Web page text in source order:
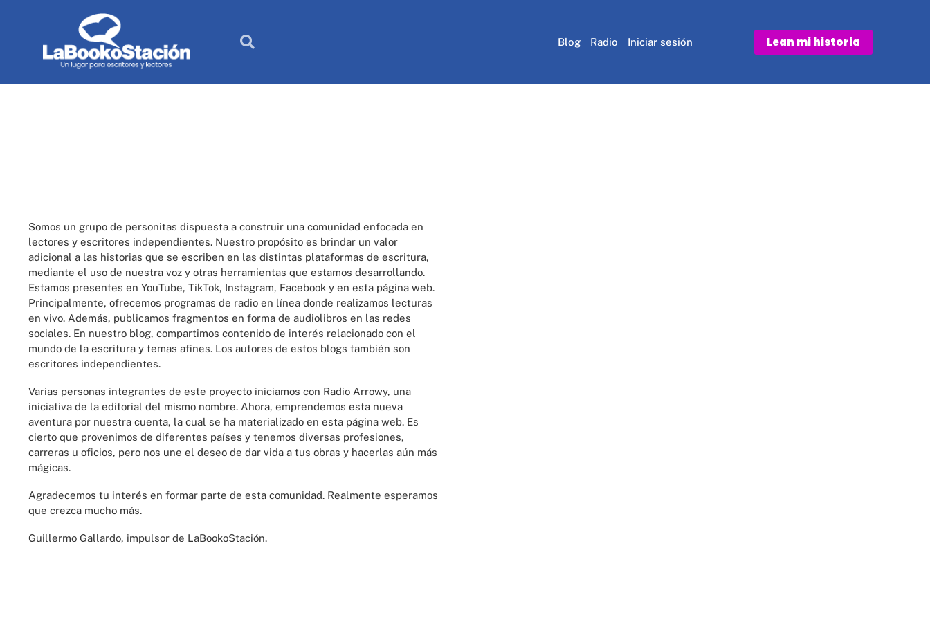
Blog Radio Iniciar sesión Lean mi historia
Somos un grupo de personitas dispuesta a construir una comunidad enfocada en
lectores y escritores independientes. Nuestro propósito es brindar un valor
adicional a las historias que se escriben en las distintas plataformas de escritura,
mediante el uso de nuestra voz y otras herramientas que estamos desarrollando.
Estamos presentes en YouTube, TikTok, Instagram, Facebook y en esta página web.
Principalmente, ofrecemos programas de radio en línea donde realizamos lecturas
en vivo. Además, publicamos fragmentos en forma de audiolibros en las redes
sociales. En nuestro blog, compartimos contenido de interés relacionado con el
mundo de la escritura y temas afines. Los autores de estos blogs también son
escritores independientes.
Varias personas integrantes de este proyecto iniciamos con Radio Arrowy, una
iniciativa de la editorial del mismo nombre. Ahora, emprendemos esta nueva
aventura por nuestra cuenta, la cual se ha materializado en esta página web. Es
cierto que provenimos de diferentes países y tenemos diversas profesiones,
carreras u oficios, pero nos une el deseo de dar vida a tus obras y hacerlas aún más
mágicas.
Agradecemos tu interés en formar parte de esta comunidad. Realmente esperamos
que crezca mucho más.
Guillermo Gallardo, impulsor de LaBookoStación.